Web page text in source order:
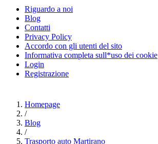
Riguardo a noi
Blog
Contatti
Privacy Policy
Accordo con gli utenti del sito
Informativa completa sull*uso dei cookie
Login
Registrazione
Homepage
/
Blog
/
Trasporto auto Martirano